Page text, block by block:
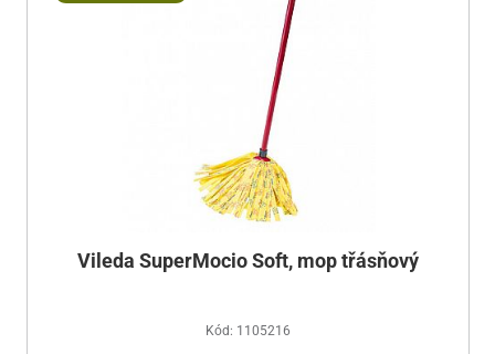
Vileda SuperMocio Soft, mop třásňový
Kód: 1105216